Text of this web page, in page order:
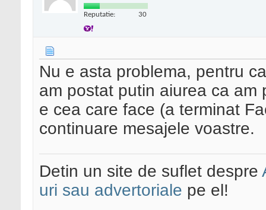
Reputatie: 30
Nu e asta problema, pentru
am postat putin aiurea ca
e cea care face (a terminat
continuare mesajele voastre.
Detin un site de suflet despre
uri sau advertoriale pe el!